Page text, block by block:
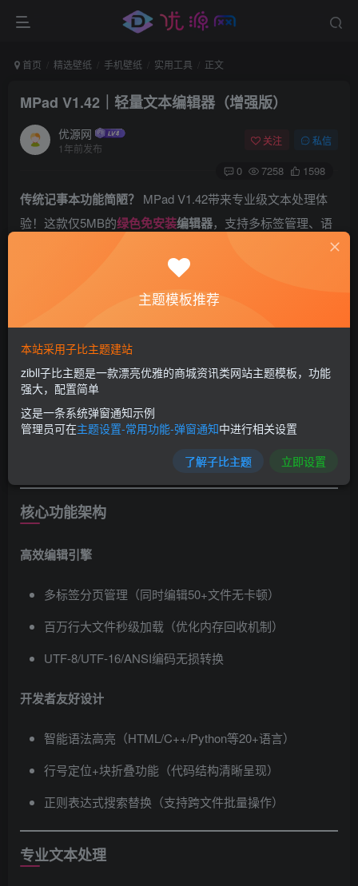
首页 精选壁纸 手机壁纸 实用工具 正文
MPad V1.42｜轻量文本编辑器（增强版）
优源网
1年前发布
关注 私信
0 7258 1598
传统记事本功能简陋？​ ​ MPad V1.42带来专业级文本处理体
验！这款仅5MB的绿色免安装编辑器，支持多标签管理、语
法高亮与百兆文件秒开，彻底解决程序员配置编辑与日常文
核心功能架构
高效编辑引擎
多标签分页管理（同时编辑50+文件无卡顿）
百万行大文件秒级加载（优化内存回收机制）
UTF-8/UTF-16/ANSI编码无损转换
开发者友好设计
智能语法高亮（HTML/C++/Python等20+语言）
行号定位+块折叠功能（代码结构清晰呈现）
正则表达式搜索替换（支持跨文件批量操作）
专业文本处理
主题模板推荐
本站采用子比主题建站
zibll子比主题是一款漂亮优雅的商城资讯类网站主题模板，功能
强大，配置简单
这是一条系统弹窗通知示例
管理员可在主题设置-常用功能-弹窗通知中进行相关设置
了解子比主题 立即设置